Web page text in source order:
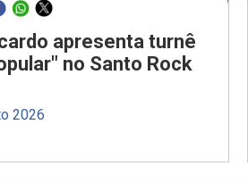
apresenta turnê
no Santo Rock
2026